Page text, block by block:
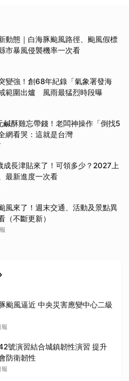
動態｜白海豚颱風路徑、颱風假標
市暴風侵襲機率一次看
變強！創68年紀錄「氣象署發海
範圍出爐 風雨最猛烈時段曝
鹹酥雞忘帶錢！老闆神操作「倒找5
看哭：這就是台灣
成長津貼來了！可領多少？2027上
最新進度一次看
風來了！週末交通、活動及景點異
（不斷更新）
颱風逼近 中央災害應變中心二級
號演習結合城鎮韌性演習 提升
防衛韌性